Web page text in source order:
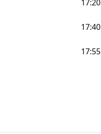
17:20
17:40
17:55